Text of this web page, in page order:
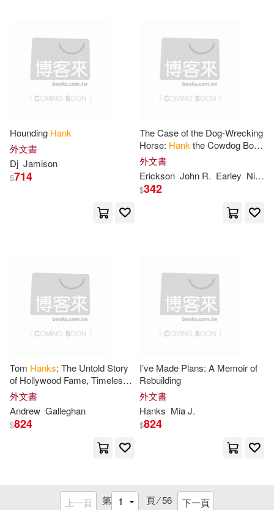
Captain Hank(3)
Carol (ILT)(3)
Charlie(3) Cheung(3)
Christopher Hank(3)
Clare Haru/ Weisner-Hanks(3)
Colin (NRT)(3)
Colin/ Merritt(3)
D. Thomas(3) Daniel(3)
Dixon(3)
Deutscher Kunstverlag Gmbh(1)
Diversified Merchandising Inc(1)
Dramatist’s Play Service(1)
E P Dutton(1) Ecco Pr(1)
Editorial Anagrama(1)
Ferne Press(1)
General Books(1)
Hounding Hank
外文書
Dj Jamison
$714
The Case of the Dog-Wrecking
Horse: Hank the Cowdog Book
84
外文書
Erickson John R. Earley Nicolette G.
$342
Tom Hanks: The Untold Story
of Hollywood Fame, Timeless
Legacy, and an Iconic Career
外文書
Andrew Galleghan
$824
I’ve Made Plans: A Memoir of
Rebuilding
外文書
Hanks Mia J.
$824
上一頁 第 頁 ⁄56 下一頁